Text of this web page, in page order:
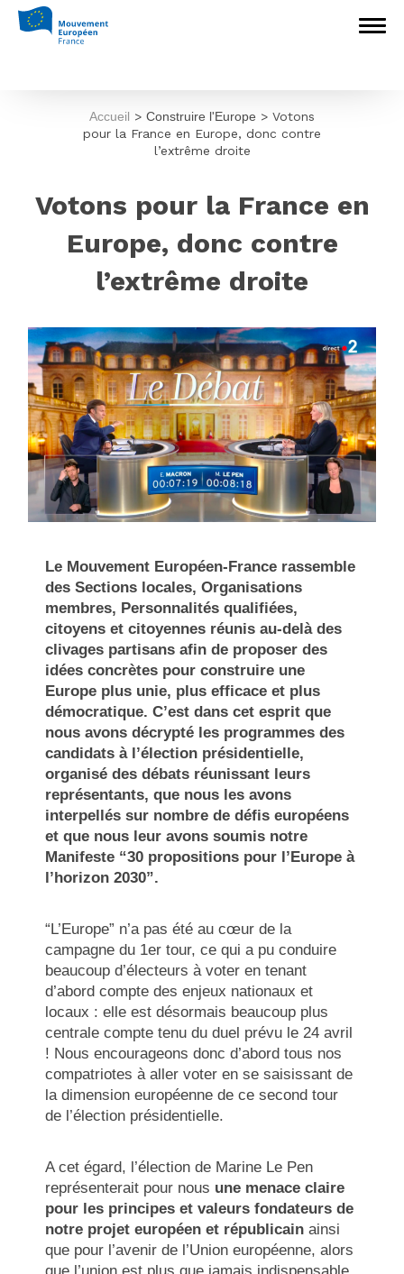
Accueil > Construire l'Europe > Votons
pour la France en Europe, donc contre
l’extrême droite
Votons pour la France en
Europe, donc contre
l’extrême droite
Le Mouvement Européen-France rassemble
des Sections locales, Organisations
membres, Personnalités qualifiées,
citoyens et citoyennes réunis au-delà des
clivages partisans afin de proposer des
idées concrètes pour construire une
Europe plus unie, plus efficace et plus
démocratique. C’est dans cet esprit que
nous avons décrypté les programmes des
candidats à l’élection présidentielle,
organisé des débats réunissant leurs
représentants, que nous les avons
interpellés sur nombre de défis européens
et que nous leur avons soumis notre
Manifeste “30 propositions pour l’Europe à
l’horizon 2030”.
“L’Europe” n’a pas été au cœur de la
campagne du 1er tour, ce qui a pu conduire
beaucoup d’électeurs à voter en tenant
d’abord compte des enjeux nationaux et
locaux : elle est désormais beaucoup plus
centrale compte tenu du duel prévu le 24 avril
! Nous encourageons donc d’abord tous nos
compatriotes à aller voter en se saisissant de
la dimension européenne de ce second tour
de l’élection présidentielle.
A cet égard, l’élection de Marine Le Pen
représenterait pour nous une menace claire
pour les principes et valeurs fondateurs de
notre projet européen et républicain ainsi
que pour l’avenir de l’Union européenne, alors